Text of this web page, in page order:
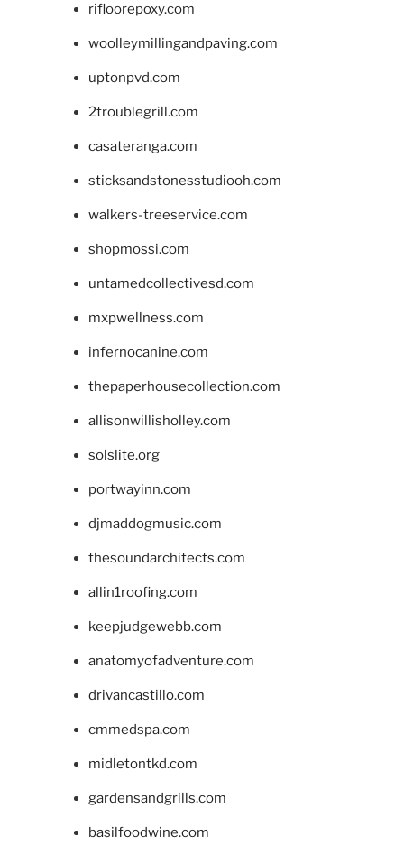
rifloorepoxy.com
woolleymillingandpaving.com
uptonpvd.com
2troublegrill.com
casateranga.com
sticksandstonesstudiooh.com
walkers-treeservice.com
shopmossi.com
untamedcollectivesd.com
mxpwellness.com
infernocanine.com
thepaperhousecollection.com
allisonwillisholley.com
solslite.org
portwayinn.com
djmaddogmusic.com
thesoundarchitects.com
allin1roofing.com
keepjudgewebb.com
anatomyofadventure.com
drivancastillo.com
cmmedspa.com
midletontkd.com
gardensandgrills.com
basilfoodwine.com